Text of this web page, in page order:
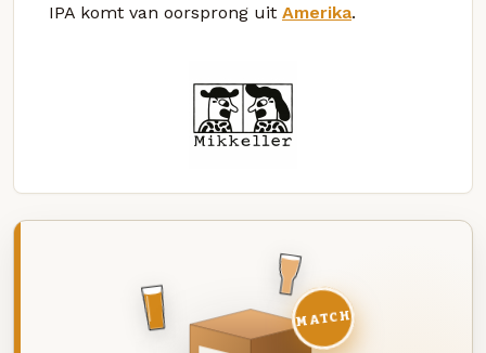
IPA komt van oorsprong uit Amerika.
MATCH